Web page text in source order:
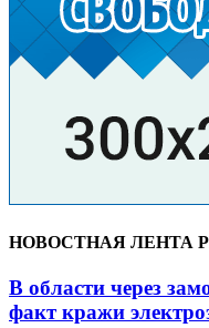
НОВОСТНАЯ ЛЕНТА
В области через
факт кражи